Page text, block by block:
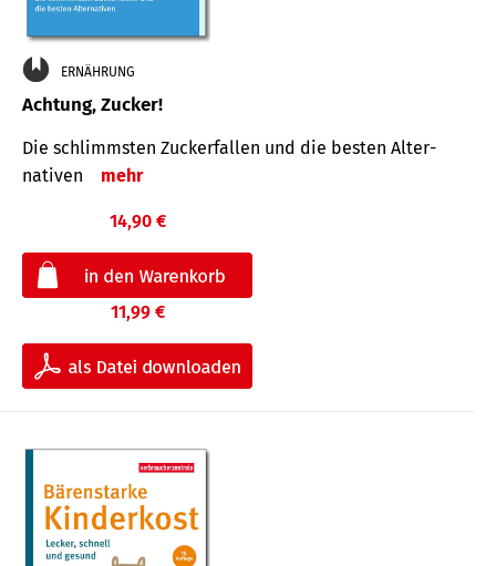
ERNÄHRUNG
Achtung, Zucker!
Die schlimmsten Zucker­fallen und die besten Alter­
nativen
mehr
14,90 €
11,99 €